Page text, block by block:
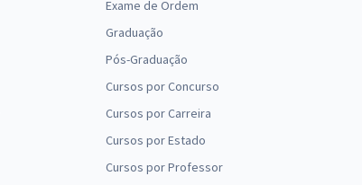
Exame de Ordem
Graduação
Pós-Graduação
Cursos por Concurso
Cursos por Carreira
Cursos por Estado
Cursos por Professor